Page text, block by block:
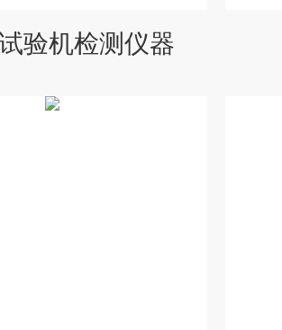
验机检测仪器